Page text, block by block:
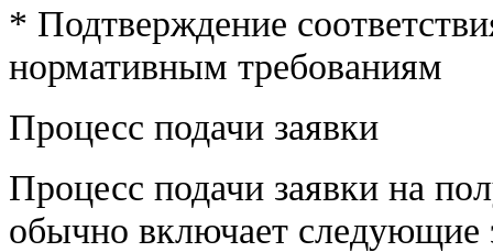
* Подтверждение
нормативным требованиям
Процесс подачи заявки
Процесс подачи заявки на
обычно включает следующие